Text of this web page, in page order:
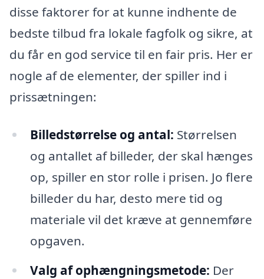
disse faktorer for at kunne indhente de
bedste tilbud fra lokale fagfolk og sikre, at
du får en god service til en fair pris. Her er
nogle af de elementer, der spiller ind i
prissætningen:
Billedstørrelse og antal: Størrelsen
og antallet af billeder, der skal hænges
op, spiller en stor rolle i prisen. Jo flere
billeder du har, desto mere tid og
materiale vil det kræve at gennemføre
opgaven.
Valg af ophængningsmetode: Der